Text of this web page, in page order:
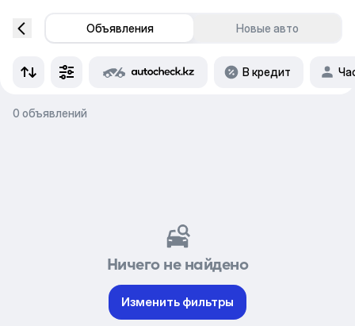
Объявления Новые авто
В кредит
0 объявлений
Ничего не найдено
Изменить фильтры